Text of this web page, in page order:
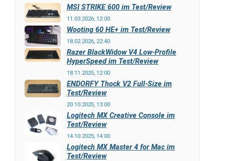
MSI STRIKE 600 im Test/Review
11.03.2026, 12:00
Wooting 60 HE+ im Test/Review
18.02.2026, 22:40
Razer BlackWidow V4 Low-Profile
HyperSpeed im Test/Review
18.11.2025, 12:00
ENDORFY Thock V2 Full-Size im
Test/Review
20.10.2025, 13:00
Logitech MX Creative Console im
Test/Review
14.10.2025, 14:00
Logitech MX Master 4 for Mac im
Test/Review